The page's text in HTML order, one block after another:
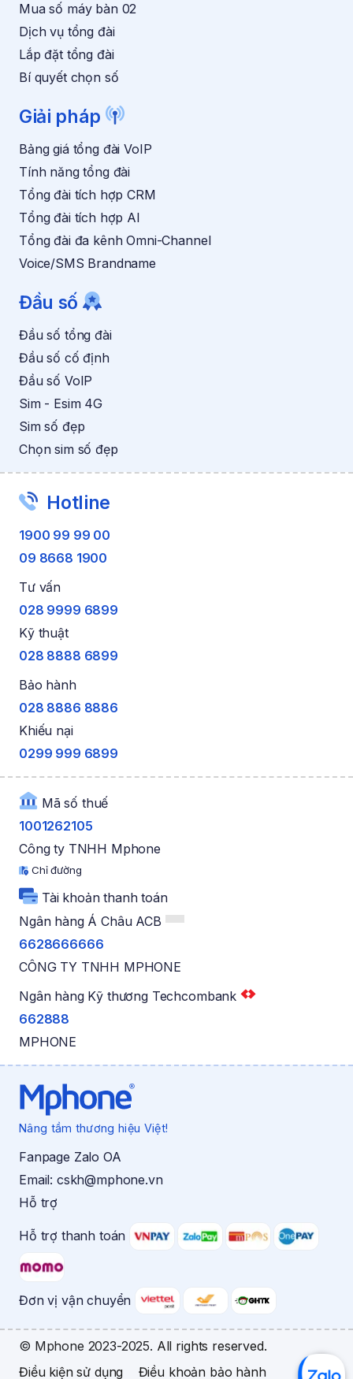
ế
n
ã
i
Mua số máy bàn 02
Dịch vụ tổng đài
Lắp đặt tổng đài
Bí quyết chọn số
Giải pháp
Bảng giá tổng đài VoIP
Tính năng tổng đài
Tổng đài tích hợp CRM
Tổng đài tích hợp AI
Tổng đài đa kênh Omni-Channel
Voice/SMS Brandname
Đầu số
Đầu số tổng đài
Đầu số cố định
Đầu số VoIP
Sim - Esim 4G
Sim số đẹp
Chọn sim số đẹp
Hotline
1900 99 99 00
09 8668 1900
Tư vấn
028 9999 6899
Kỹ thuật
028 8888 6899
Bảo hành
028 8886 8886
Khiếu nại
0299 999 6899
Mã số thuế
1001262105
Công ty TNHH Mphone
Chỉ đường
Tài khoản thanh toán
Ngân hàng Á Châu ACB
6628666666
CÔNG TY TNHH MPHONE
Ngân hàng Kỹ thương Techcombank
662888
MPHONE
Nâng tầm thương hiệu Việt!
Fanpage Zalo OA
Email: cskh@mphone.vn
Hỗ trợ
Hỗ trợ thanh toán
Đơn vị vận chuyển
© Mphone 2023-2025. All rights reserved.
Điều kiện sử dụng
Điều khoản bảo hành